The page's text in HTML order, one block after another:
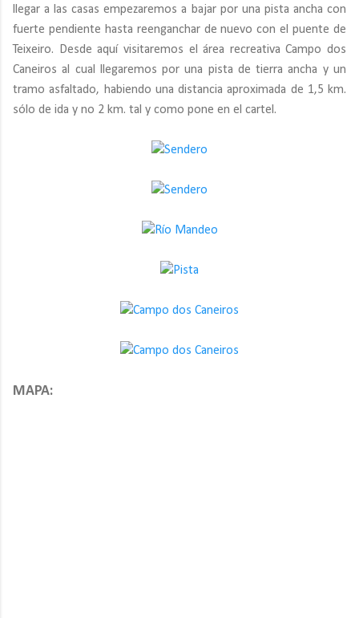
llegar a las casas empezaremos a bajar por una pista ancha con
fuerte pendiente hasta reenganchar de nuevo con el puente de
Teixeiro. Desde aquí visitaremos el área recreativa Campo dos
Caneiros al cual llegaremos por una pista de tierra ancha y un
tramo asfaltado, habiendo una distancia aproximada de 1,5 km.
sólo de ida y no 2 km. tal y como pone en el cartel.
MAPA: